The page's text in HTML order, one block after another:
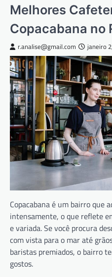
Melhores
Copacabana no
r.analise@gmail.com janeiro
Copacabana é um bairro que
intensamente, o que reflete
e variada. Se você procura
com vista para o mar até
baristas premiados, o bairro
gostos.